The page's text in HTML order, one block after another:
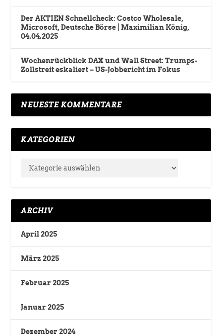
Der AKTIEN Schnellcheck: Costco Wholesale,
Microsoft, Deutsche Börse | Maximilian König,
04.04.2025
Wochenrückblick DAX und Wall Street: Trumps-
Zollstreit eskaliert – US-Jobbericht im Fokus
NEUESTE KOMMENTARE
KATEGORIEN
ARCHIV
April 2025
März 2025
Februar 2025
Januar 2025
Dezember 2024